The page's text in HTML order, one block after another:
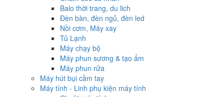
Balo thời trang, du lich
Đèn bàn, đèn ngủ, đèn led
Nồi cơm, Máy xay
Tủ Lạnh
Máy chạy bộ
Máy phun sương & tạo ẩm
Máy phun rửa
Máy hút bụi cầm tay
Máy tính - Linh phụ kiện máy tính